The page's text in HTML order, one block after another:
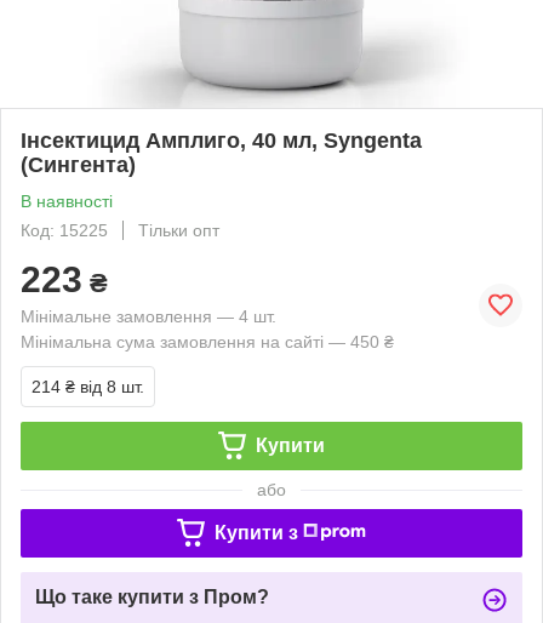
Інсектицид Амплиго, 40 мл, Syngenta
(Сингента)
В наявності
Код: 15225
Тільки опт
223 ₴
Мінімальне замовлення — 4 шт.
Мінімальна сума замовлення на сайті — 450 ₴
214 ₴ від 8 шт.
Купити
або
Купити з
Що таке купити з Пром?